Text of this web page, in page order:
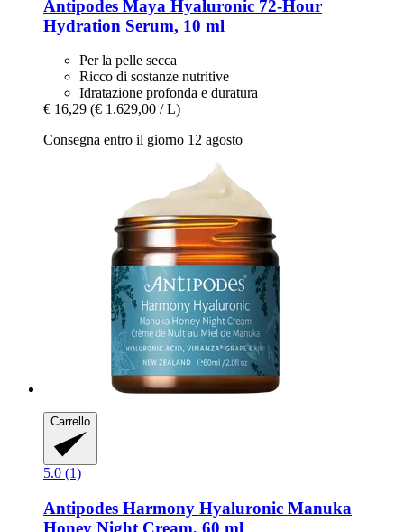
Antipodes Maya Hyaluronic 72-​Hour
Hydration Serum, 10 ml
Per la pelle secca
Ricco di sostanze nutritive
Idratazione profonda e duratura
€ 16,29 (€ 1.629,00 / L)
Consegna entro il giorno 12 agosto
Carrello
5.0 (1)
Antipodes Harmony Hyaluronic Manuka
Honey Night Cream, 60 ml